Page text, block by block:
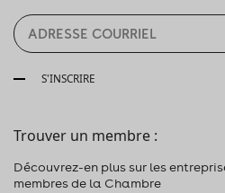
S'INSCRIRE
Trouver un membre :
Découvrez-en plus sur les
membres de la Chambre